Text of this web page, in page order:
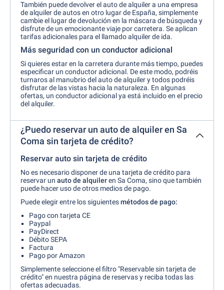
También puede devolver el auto de alquiler a una empresa
de alquiler de autos en otro lugar de España, simplemente
cambie el lugar de devolución en la máscara de búsqueda y
disfrute de un emocionante viaje por carretera. Se aplican
tarifas adicionales para el llamado alquiler de ida.
Más seguridad con un conductor adicional
Si quieres estar en la carretera durante más tiempo, puedes
especificar un conductor adicional. De este modo, podréis
turnaros al manubrio del auto de alquiler y todos podréis
disfrutar de las vistas hacia la naturaleza. En algunas
ofertas, un conductor adicional ya está incluido en el precio
del alquiler.
¿Puedo reservar un auto de alquiler en Sa
Coma sin tarjeta de crédito?
Reservar auto sin tarjeta de crédito
No es necesario disponer de una tarjeta de crédito para
reservar un auto de alquileren Sa Coma, sino que también
puede hacer uso de otros medios de pago.
Puede elegir entre los siguientesmétodos de pago:
Pago con tarjeta CE
Paypal
PayDirect
Débito SEPA
Factura
Pago por Amazon
Simplemente seleccione el filtro "Reservable sin tarjeta de
crédito" en nuestra página de reservas y reciba todas las
ofertas adecuadas.